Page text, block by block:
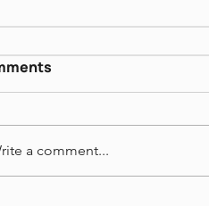
דן פגיס - שירים
www.dropbox.com/scl/fi
a comment...